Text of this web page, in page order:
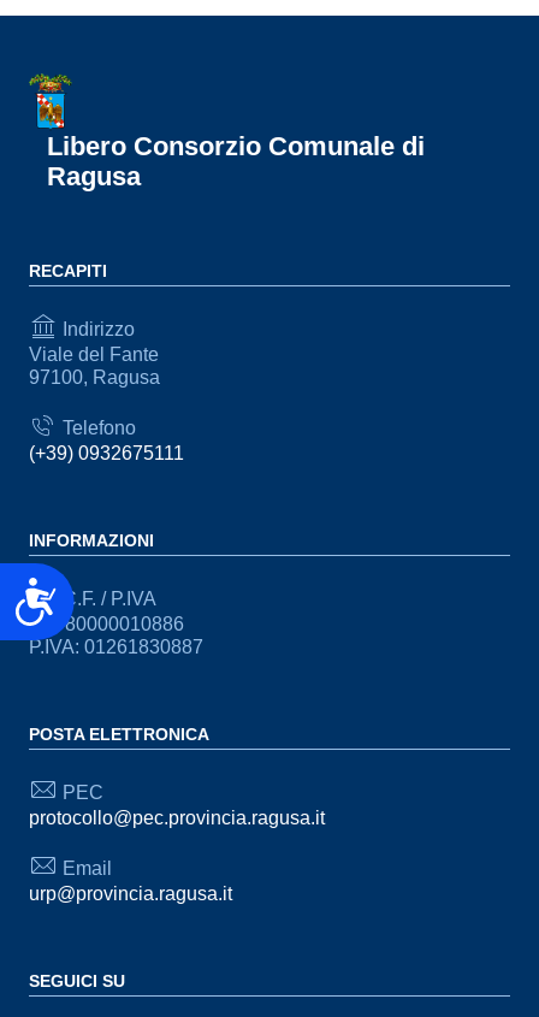
Accessibilità
Libero Consorzio Comunale di
Ragusa
RECAPITI
Indirizzo
Viale del Fante
97100, Ragusa
Telefono
(+39) 0932675111
INFORMAZIONI
C.F. / P.IVA
CF: 80000010886
P.IVA: 01261830887
POSTA ELETTRONICA
PEC
protocollo@pec.provincia.ragusa.it
Email
urp@provincia.ragusa.it
SEGUICI SU